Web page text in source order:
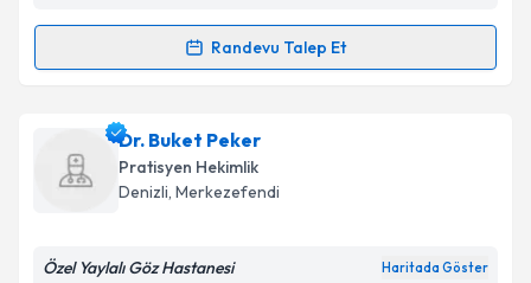
Kişisel verilerimin işlenmesine ilişkinAydınlatma
'ni okudum ve kişisel verilerimin belirtilen
kapsamda işlenmesini kabul ediyorum.
Takvim Talebini Gönder
Randevu Talep Et
Randevu Takvimi Talebi
Dr. Ali Coşkun Aygüniçin randevu takvimi talebi
oluşturun. Size bu uzmandan randevu almanız için bir
takvim hazırlandığında e-posta ile bilgilendireceğiz.
Dr. Buket Peker
Pratisyen Hekimlik
Denizli, Merkezefendi
Özel Yaylalı Göz Hastanesi Haritada Göster